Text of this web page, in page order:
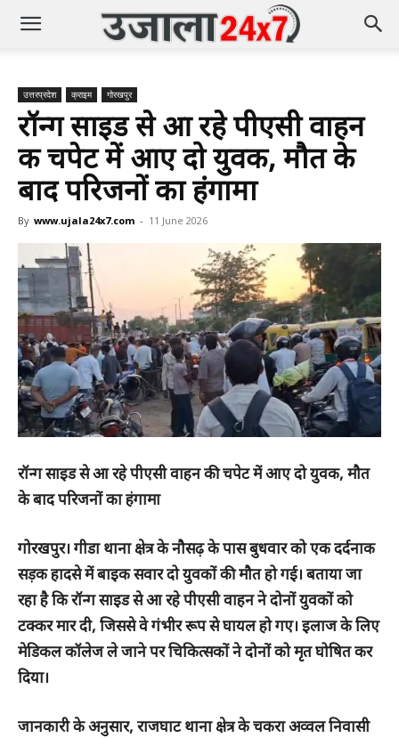
उत्तरप्रदेश क्राइम गोरखपुर
रॉन्ग साइड से आ रहे पीएसी वाहन
की चपेट में आए दो युवक, मौत के
बाद परिजनों का हंगामा
By www.ujala24x7.com - 11 June 2026
रॉन्ग साइड से आ रहे पीएसी वाहन की चपेट में आए दो युवक, मौत
के बाद परिजनों का हंगामा
गोरखपुर। गीडा थाना क्षेत्र के नौसढ़ के पास बुधवार को एक दर्दनाक
सड़क हादसे में बाइक सवार दो युवकों की मौत हो गई। बताया जा
रहा है कि रॉन्ग साइड से आ रहे पीएसी वाहन ने दोनों युवकों को
टक्कर मार दी, जिससे वे गंभीर रूप से घायल हो गए। इलाज के लिए
मेडिकल कॉलेज ले जाने पर चिकित्सकों ने दोनों को मृत घोषित कर
दिया।
जानकारी के अनुसार, राजघाट थाना क्षेत्र के चकरा अव्वल निवासी